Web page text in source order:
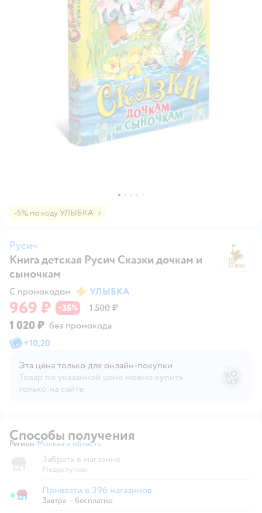
-5% по коду УЛЫБКА
Русич
Книга детская Русич Сказки дочкам и
сыночкам
С промокодом УЛЫБКА
969 ₽ −35% 1 500 ₽
1 020 ₽ без промокода
+10,20
Эта цена только для онлайн‑покупки
Товар по указанной цене можно купить
только на сайте
Способы получения
Регион: Выбор адреса доставки.
Москва и область
Забрать в магазине
Недоступно
Привезти в магазин
Привезти в 396 магазинов
Завтра—бесплатно